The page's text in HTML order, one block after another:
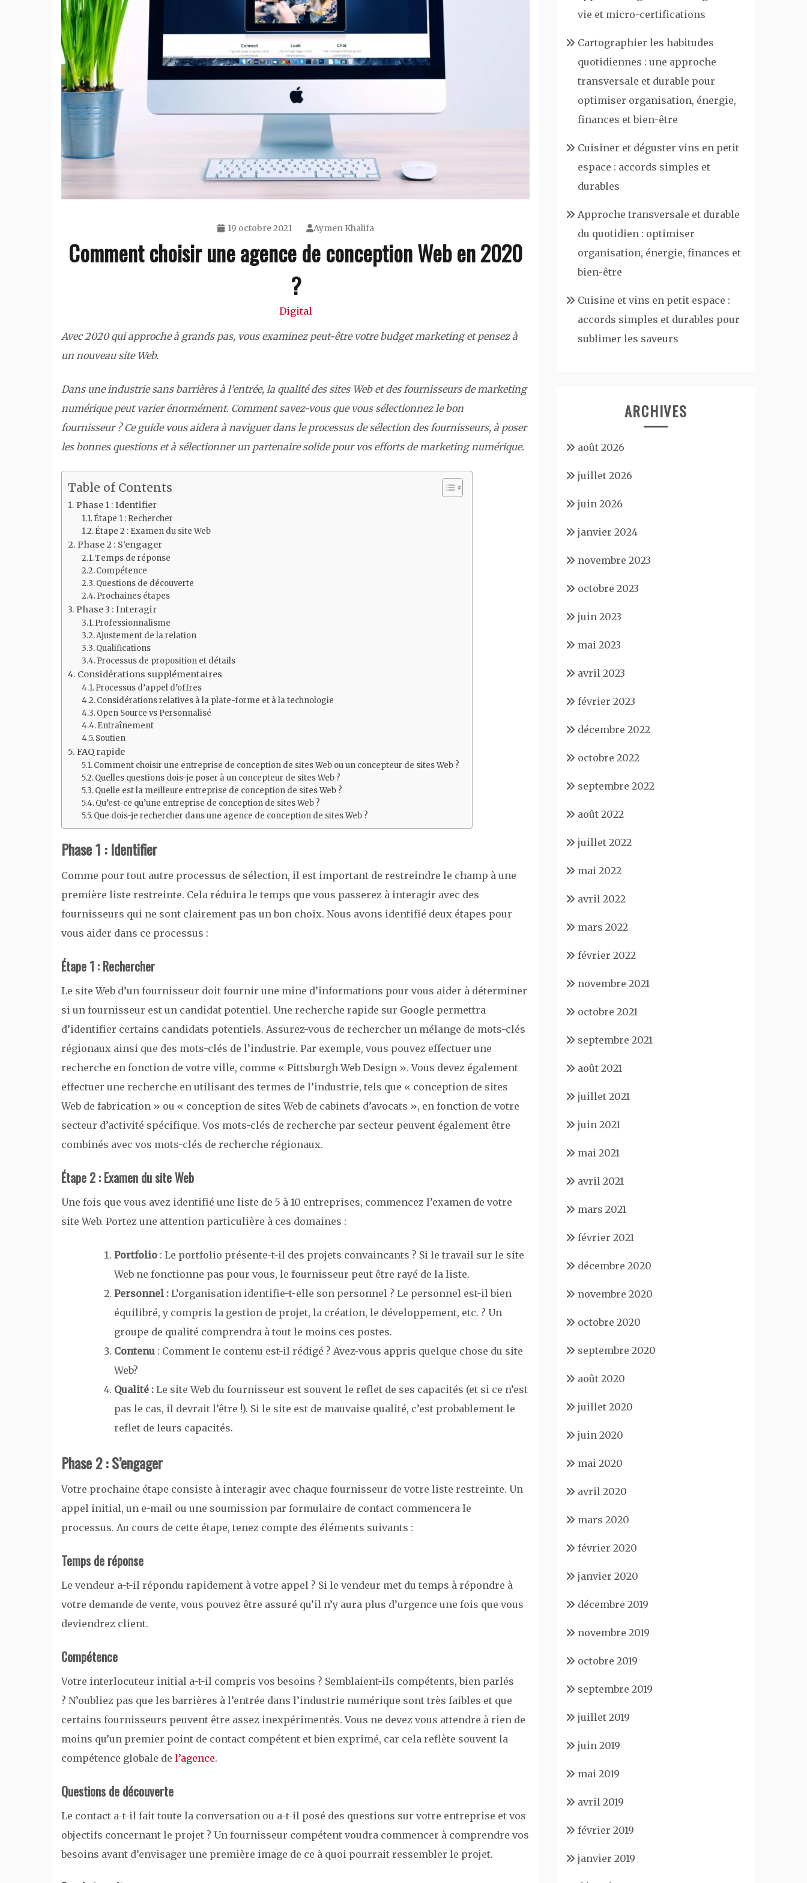
19 octobre 2021 Aymen Khalifa
Comment choisir une agence de conception Web en 2020
?
Digital
Avec 2020 qui approche à grands pas, vous examinez peut-être votre budget marketing et pensez à
un nouveau site Web.
Dans une industrie sans barrières à l’entrée, la qualité des sites Web et des fournisseurs de marketing
numérique peut varier énormément. Comment savez-vous que vous sélectionnez le bon
fournisseur ? Ce guide vous aidera à naviguer dans le processus de sélection des fournisseurs, à poser
les bonnes questions et à sélectionner un partenaire solide pour vos efforts de marketing numérique.
Table of Contents
Phase 1 : Identifier
Étape 1 : Rechercher
Étape 2 : Examen du site Web
Phase 2 : S’engager
Temps de réponse
Compétence
Questions de découverte
Prochaines étapes
Phase 3 : Interagir
Professionnalisme
Ajustement de la relation
Qualifications
Processus de proposition et détails
Considérations supplémentaires
Processus d’appel d’offres
Considérations relatives à la plate-forme et à la technologie
Open Source vs Personnalisé
Entraînement
Soutien
FAQ rapide
Comment choisir une entreprise de conception de sites Web ou un concepteur de sites Web ?
Quelles questions dois-je poser à un concepteur de sites Web ?
Quelle est la meilleure entreprise de conception de sites Web ?
Qu’est-ce qu’une entreprise de conception de sites Web ?
Que dois-je rechercher dans une agence de conception de sites Web ?
Phase 1 : Identifier
Comme pour tout autre processus de sélection, il est important de restreindre le champ à une
première liste restreinte. Cela réduira le temps que vous passerez à interagir avec des
fournisseurs qui ne sont clairement pas un bon choix. Nous avons identifié deux étapes pour
vous aider dans ce processus :
Étape 1 : Rechercher
Le site Web d’un fournisseur doit fournir une mine d’informations pour vous aider à déterminer
si un fournisseur est un candidat potentiel. Une recherche rapide sur Google permettra
d’identifier certains candidats potentiels. Assurez-vous de rechercher un mélange de mots-clés
régionaux ainsi que des mots-clés de l’industrie. Par exemple, vous pouvez effectuer une
recherche en fonction de votre ville, comme « Pittsburgh Web Design ». Vous devez également
effectuer une recherche en utilisant des termes de l’industrie, tels que « conception de sites
Web de fabrication » ou « conception de sites Web de cabinets d’avocats », en fonction de votre
secteur d’activité spécifique. Vos mots-clés de recherche par secteur peuvent également être
combinés avec vos mots-clés de recherche régionaux.
Étape 2 : Examen du site Web
Une fois que vous avez identifié une liste de 5 à 10 entreprises, commencez l’examen de votre
site Web. Portez une attention particulière à ces domaines :
Portfolio : Le portfolio présente-t-il des projets convaincants ? Si le travail sur le site
Web ne fonctionne pas pour vous, le fournisseur peut être rayé de la liste.
Personnel : L’organisation identifie-t-elle son personnel ? Le personnel est-il bien
équilibré, y compris la gestion de projet, la création, le développement, etc. ? Un
groupe de qualité comprendra à tout le moins ces postes.
Contenu : Comment le contenu est-il rédigé ? Avez-vous appris quelque chose du site
Web?
Qualité : Le site Web du fournisseur est souvent le reflet de ses capacités (et si ce n’est
pas le cas, il devrait l’être !). Si le site est de mauvaise qualité, c’est probablement le
reflet de leurs capacités.
Phase 2 : S’engager
Votre prochaine étape consiste à interagir avec chaque fournisseur de votre liste restreinte. Un
appel initial, un e-mail ou une soumission par formulaire de contact commencera le
processus. Au cours de cette étape, tenez compte des éléments suivants :
Temps de réponse
Le vendeur a-t-il répondu rapidement à votre appel ? Si le vendeur met du temps à répondre à
votre demande de vente, vous pouvez être assuré qu’il n’y aura plus d’urgence une fois que vous
deviendrez client.
Compétence
Votre interlocuteur initial a-t-il compris vos besoins ? Semblaient-ils compétents, bien parlés
? N’oubliez pas que les barrières à l’entrée dans l’industrie numérique sont très faibles et que
certains fournisseurs peuvent être assez inexpérimentés. Vous ne devez vous attendre à rien de
moins qu’un premier point de contact compétent et bien exprimé, car cela reflète souvent la
compétence globale de l’agence.
Questions de découverte
Le contact a-t-il fait toute la conversation ou a-t-il posé des questions sur votre entreprise et vos
objectifs concernant le projet ? Un fournisseur compétent voudra commencer à comprendre vos
besoins avant d’envisager une première image de ce à quoi pourrait ressembler le projet.
vie et micro-certifications
Cartographier les habitudes
quotidiennes : une approche
transversale et durable pour
optimiser organisation, énergie,
finances et bien-être
Cuisiner et déguster vins en petit
espace : accords simples et
durables
Approche transversale et durable
du quotidien : optimiser
organisation, énergie, finances et
bien-être
Cuisine et vins en petit espace :
accords simples et durables pour
sublimer les saveurs
ARCHIVES
août 2026
juillet 2026
juin 2026
janvier 2024
novembre 2023
octobre 2023
juin 2023
mai 2023
avril 2023
février 2023
décembre 2022
octobre 2022
septembre 2022
août 2022
juillet 2022
mai 2022
avril 2022
mars 2022
février 2022
novembre 2021
octobre 2021
septembre 2021
août 2021
juillet 2021
juin 2021
mai 2021
avril 2021
mars 2021
février 2021
décembre 2020
novembre 2020
octobre 2020
septembre 2020
août 2020
juillet 2020
juin 2020
mai 2020
avril 2020
mars 2020
février 2020
janvier 2020
décembre 2019
novembre 2019
octobre 2019
septembre 2019
juillet 2019
juin 2019
mai 2019
avril 2019
février 2019
janvier 2019